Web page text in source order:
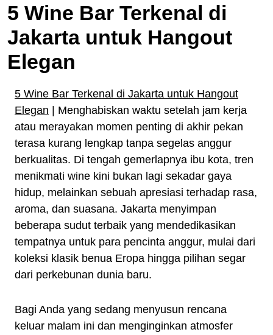
5 Wine Bar Terkenal di
Jakarta untuk Hangout
Elegan
5 Wine Bar Terkenal di Jakarta untuk Hangout
Elegan | Menghabiskan waktu setelah jam kerja
atau merayakan momen penting di akhir pekan
terasa kurang lengkap tanpa segelas anggur
berkualitas. Di tengah gemerlapnya ibu kota, tren
menikmati wine kini bukan lagi sekadar gaya
hidup, melainkan sebuah apresiasi terhadap rasa,
aroma, dan suasana. Jakarta menyimpan
beberapa sudut terbaik yang mendedikasikan
tempatnya untuk para pencinta anggur, mulai dari
koleksi klasik benua Eropa hingga pilihan segar
dari perkebunan dunia baru.
Bagi Anda yang sedang menyusun rencana
keluar malam ini dan menginginkan atmosfer